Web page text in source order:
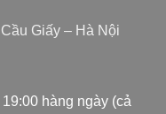
Giấy – Hà Nội
hàng ngày (cả